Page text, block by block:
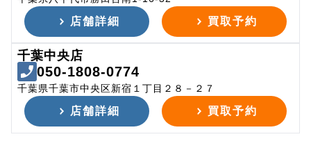
店舗詳細 買取予約
千葉中央店
050-1808-0774
千葉県千葉市中央区新宿１丁目２８－２７
店舗詳細 買取予約